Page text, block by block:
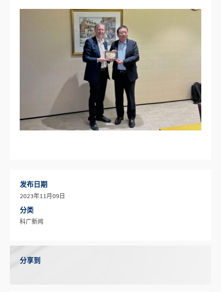
发布日期
2023年11月09日
分类
科广新闻
分享到